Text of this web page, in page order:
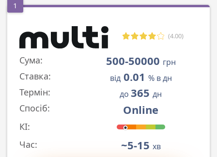
1
(4.00)
Сума: 500-50000 грн
Ставка: від0.01 % в дн
Термін: до 365 дн
Спосіб: Online
КІ:
Час:
~5-15 хв